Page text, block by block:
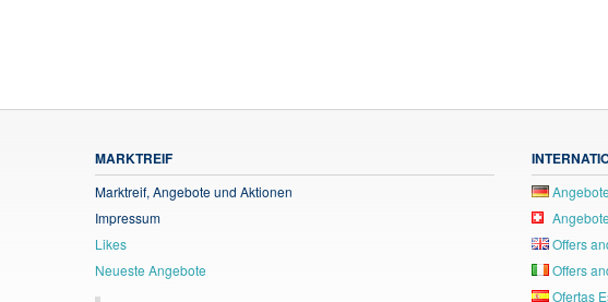
MARKTREIF
Marktreif, Angebote und Aktionen
Impressum
Likes
Neueste Angebote
Offers
Offers
Ofertas